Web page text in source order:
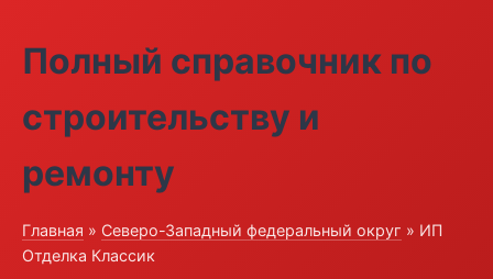
Полный справочник по
строительству и
ремонту
Главная » Северо-Западный федеральный округ » ИП
Отделка Классик